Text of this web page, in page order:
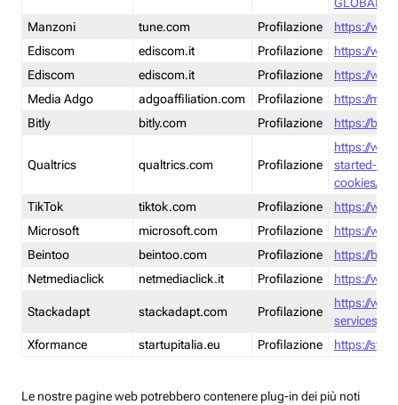
Manzoni
tune.com Profilazione
https://
Ediscom
ediscom.it Profilazione
https://
Ediscom
ediscom.it Profilazione
https://
Media Adgo
adgoaffiliation.com Profilazione
https://
Bitly
bitly.com Profilazione https://
Qualtrics qualtrics.com Profilazione
https://
started-
cookies/
TikTok
tiktok.com Profilazione
https://
Microsoft
microsoft.com Profilazione
https://
Beintoo
beintoo.com Profilazione
https://
Netmediaclick
netmediaclick.it Profilazione https://
Stackadapt stackadapt.com Profilazione
https://
services-
Xformance
startupitalia.eu Profilazione https://
Le nostre pagine web potrebbero contenere plug-in dei più noti